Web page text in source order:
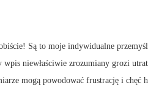
Są to moje indywidualne
niewłaściwie zrozumiany grozi
mogą powodować frustrację i chęć